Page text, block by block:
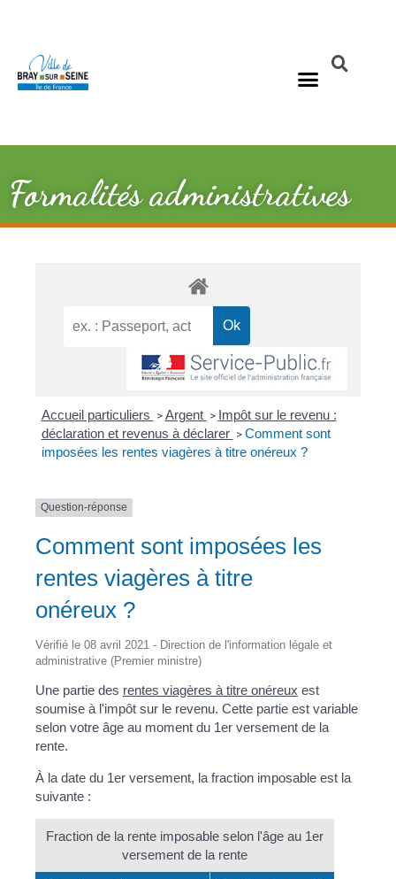
Formalités administratives
Accueil particuliers > Argent > Impôt sur le revenu :
déclaration et revenus à déclarer > Comment sont
imposées les rentes viagères à titre onéreux ?
Question-réponse
Comment sont imposées les
rentes viagères à titre
onéreux ?
Vérifié le 08 avril 2021 - Direction de l'information légale et
administrative (Premier ministre)
Une partie des rentes viagères à titre onéreux est
soumise à l'impôt sur le revenu. Cette partie est variable
selon votre âge au moment du 1er versement de la
rente.
À la date du 1er versement, la fraction imposable est la
suivante :
Fraction de la rente imposable selon l'âge au 1er
versement de la rente